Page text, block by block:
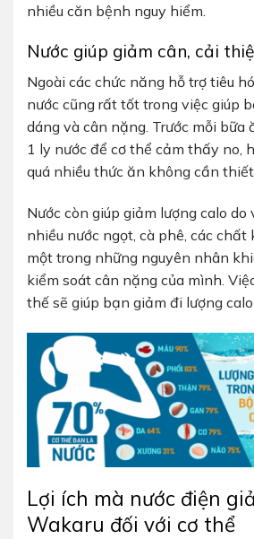
nhiều căn bệnh nguy hiểm.
Nước giúp giảm cân, cải
Ngoài các chức năng hỗ trợ tiêu
nước cũng rất tốt trong việc giúp
dáng và cân nặng. Trước mỗi bữa
1 ly nước để cơ thể cảm thấy no,
quá nhiều thức ăn không cần thiết.
Nước còn giúp giảm lượng calo do
nhiều nước ngọt, cà phê, các
một trong những nguyên nhân
kiểm soát cân nặng của mình.
thế sẽ giúp bạn giảm đi lượng calo
Lợi ích mà nước điện
Wakaru đối với cơ thể